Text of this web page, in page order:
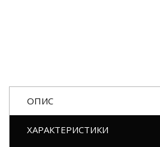
ОПИС
ХАРАКТЕРИСТИКИ